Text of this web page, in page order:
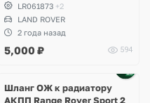
LR061873 +2
LAND ROVER
2 года назад
5,000 ₽ 594
Шланг ОЖ к радиатору
АКПП Range Rover Sport 2